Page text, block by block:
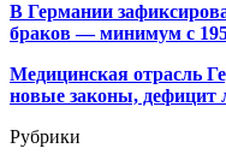
В Германии
браков — минимум с
Медицинская отрасль
новые законы, дефицит
Рубрики